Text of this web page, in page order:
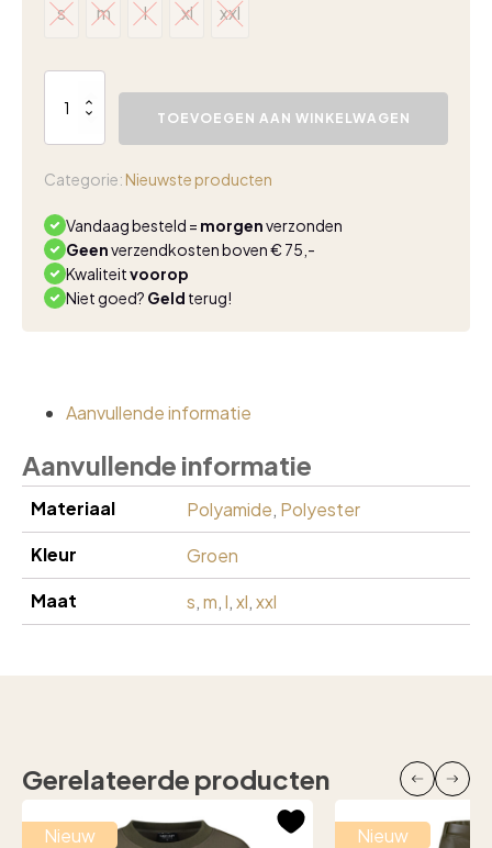
s
s
m
m
l
l
xl
xl
xxl
xxl
Nine
blazer
donkerbruin
aantal
TOEVOEGEN AAN WINKELWAGEN
Categorie: Nieuwste producten
Vandaag besteld = morgenverzonden
Geenverzendkosten boven € 75,-
Kwaliteitvoorop
Niet goed? Geld terug!
Aanvullende informatie
Aanvullende informatie
Materiaal Polyamide, Polyester
Kleur
Groen
Maat
s,m,l,xl,xxl
Gerelateerde producten
Nieuw Nieuw